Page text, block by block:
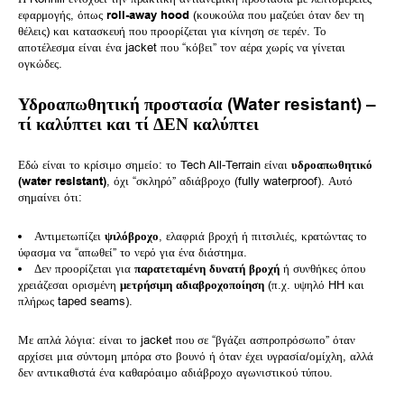
εφαρμογής, όπως roll-away hood (κουκούλα που μαζεύει όταν δεν τη
θέλεις) και κατασκευή που προορίζεται για κίνηση σε τερέν. Το
αποτέλεσμα είναι ένα jacket που “κόβει” τον αέρα χωρίς να γίνεται
ογκώδες.
Υδροαπωθητική προστασία (Water resistant) –
τί καλύπτει και τί ΔΕΝ καλύπτει
Εδώ είναι το κρίσιμο σημείο: το Tech All-Terrain είναι υδροαπωθητικό
(water resistant), όχι “σκληρό” αδιάβροχο (fully waterproof). Αυτό
σημαίνει ότι:
Αντιμετωπίζει ψιλόβροχο, ελαφριά βροχή ή πιτσιλιές, κρατώντας το
ύφασμα να “απωθεί” το νερό για ένα διάστημα.
Δεν προορίζεται για παρατεταμένη δυνατή βροχή ή συνθήκες όπου
χρειάζεσαι ορισμένη μετρήσιμη αδιαβροχοποίηση (π.χ. υψηλό HH και
πλήρως taped seams).
Με απλά λόγια: είναι το jacket που σε “βγάζει ασπροπρόσωπο” όταν
αρχίσει μια σύντομη μπόρα στο βουνό ή όταν έχει υγρασία/ομίχλη, αλλά
δεν αντικαθιστά ένα καθαρόαιμο αδιάβροχο αγωνιστικού τύπου.